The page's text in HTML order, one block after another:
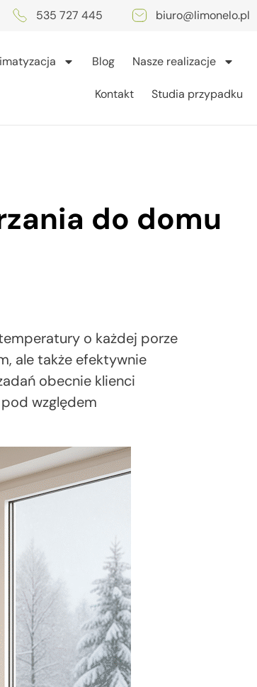
535 727 445 biuro@limonelo.pl
Blog Nasze realizacje
Kontakt Studia przypadku
do domu
o każdej porze
ale także efektywnie
obecnie klienci
względem